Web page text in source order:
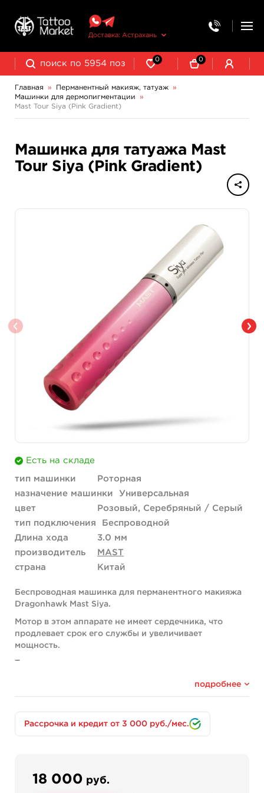
Доставка: Астрахань
0 0
Главная » Перманентный макияж, татуаж
»
Машинки для дермопигментации
»
Mast Tour Siya (Pink Gradient)
Машинка для татуажа Mast
Tour Siya (Pink Gradient)
Есть на складе
тип машинки
Роторная
назначение машинки
Универсальная
цвет
Розовый, Серебряный / Серый
тип подключения
Беспроводной
Длина хода
3.0 мм
производитель
MAST
страна
Китай
Беспроводная машинка для перманентного макияжа
Dragonhawk Mast Siya.
Мотор в этом аппарате не имеет сердечника, что
продлевает срок его службы и увеличивает
мощность.
Технические характеристики:
Емкость аккумулятора - 1200мАч
- Машинка Mast Tour Siya;
подробнее
Рассрочка и кредит от 3 000 руб./мес.
18 000 руб.